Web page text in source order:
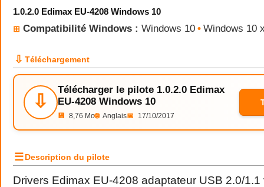
1.0.2.0 Edimax EU-4208 Windows 10
⊞ Compatibilité Windows : Windows 10 • Windows 10
⇩ Téléchargement
⇩
Télécharger le pilote 1.0.2.0 Edimax
EU-4208 Windows 10
💾 8,76 Mo🌐 Anglais📅 17/10/2017
☰Description du pilote
Drivers Edimax EU-4208 adaptateur USB 2.0/